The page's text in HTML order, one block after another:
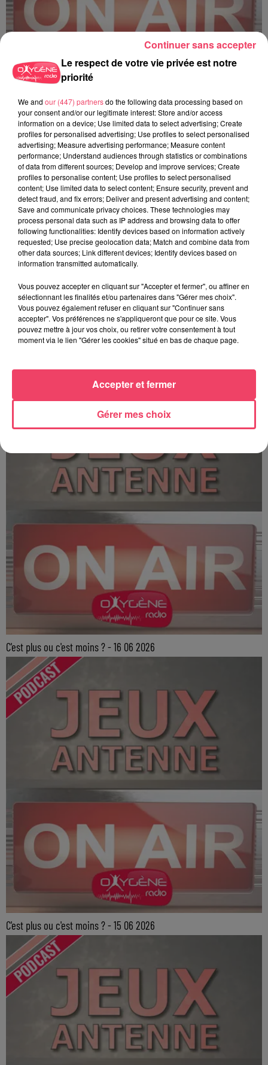
C'est plus ou c'est moins ? - 17 06 2026
C'est plus ou c'est moins ? - 16 06 2026
C'est plus ou c'est moins ? - 15 06 2026
Le respect de votre vie privée est notre
priorité
We and our (447) partnersdo the following data processing based on
your consent and/or our legitimate interest: Store and/or access
information on a device; Use limited data to select advertising; Create
profiles for personalised advertising; Use profiles to select personalised
advertising; Measure advertising performance; Measure content
performance; Understand audiences through statistics or combinations
of data from different sources; Develop and improve services; Create
profiles to personalise content; Use profiles to select personalised
content; Use limited data to select content; Ensure security, prevent and
detect fraud, and fix errors; Deliver and present advertising and content;
Save and communicate privacy choices. These technologies may
process personal data such as IP address and browsing data to offer
following functionalities: Identify devices based on information actively
requested; Use precise geolocation data; Match and combine data from
other data sources; Link different devices; Identify devices based on
information transmitted automatically.
Vous pouvez accepter en cliquant sur "Accepter et fermer", ou affiner en
sélectionnant les finalités et/ou partenaires dans "Gérer mes choix".
Vous pouvez également refuser en cliquant sur "Continuer sans
accepter". Vos préférences ne s'appliqueront que pour ce site. Vous
pouvez mettre à jour vos choix, ou retirer votre consentement à tout
moment via le lien "Gérer les cookies" situé en bas de chaque page.
Gérer mes choix
Accepter et fermer
Continuer sans accepter